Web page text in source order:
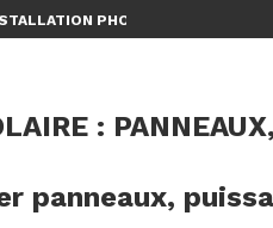
PHOTOVOLTAÏQUE EN
:
panneaux,